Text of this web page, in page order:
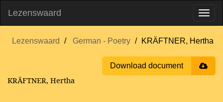
Lezenswaard
Lezenswaard German - Poetry KRÄFTNER, Hertha
Download document
KRÄFTNER, Hertha